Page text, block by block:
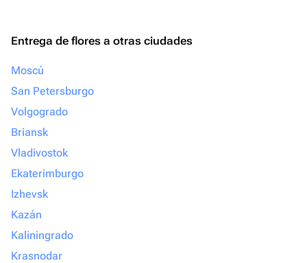
Entrega de flores a otras ciudades
Moscú
San Petersburgo
Volgogrado
Briansk
Vladivostok
Ekaterimburgo
Izhevsk
Kazán
Kaliningrado
Krasnodar